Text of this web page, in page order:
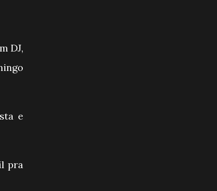
DJ,
e
pra